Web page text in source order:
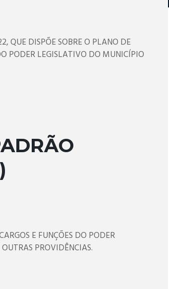
QUE DISPÕE SOBRE O PLANO DE
PODER LEGISLATIVO DO MUNICÍPIO
E FUNÇÕES DO PODER
PROVIDÊNCIAS.